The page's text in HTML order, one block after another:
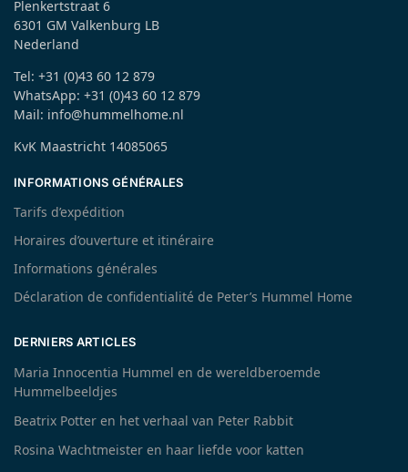
Plenkertstraat 6
6301 GM Valkenburg LB
Nederland
Tel: +31 (0)43 60 12 879
WhatsApp: +31 (0)43 60 12 879
Mail: info@hummelhome.nl
KvK Maastricht 14085065
INFORMATIONS GÉNÉRALES
Tarifs d’expédition
Horaires d’ouverture et itinéraire
Informations générales
Déclaration de confidentialité de Peter’s Hummel Home
DERNIERS ARTICLES
Maria Innocentia Hummel en de wereldberoemde
Hummelbeeldjes
Beatrix Potter en het verhaal van Peter Rabbit
Rosina Wachtmeister en haar liefde voor katten